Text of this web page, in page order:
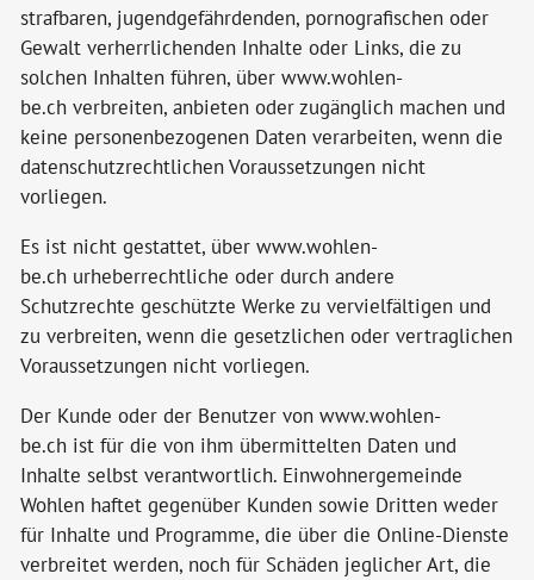
strafbaren, jugendgefährdenden, pornografischen oder
Gewalt verherrlichenden Inhalte oder Links, die zu
solchen Inhalten führen, über www.wohlen-
be.ch verbreiten, anbieten oder zugänglich machen und
keine personenbezogenen Daten verarbeiten, wenn die
datenschutzrechtlichen Voraussetzungen nicht
vorliegen.
Es ist nicht gestattet, über www.wohlen-
be.ch urheberrechtliche oder durch andere
Schutzrechte geschützte Werke zu vervielfältigen und
zu verbreiten, wenn die gesetzlichen oder vertraglichen
Voraussetzungen nicht vorliegen.
Der Kunde oder der Benutzer von www.wohlen-
be.ch ist für die von ihm übermittelten Daten und
Inhalte selbst verantwortlich. Einwohnergemeinde
Wohlen haftet gegenüber Kunden sowie Dritten weder
für Inhalte und Programme, die über die Online-Dienste
verbreitet werden, noch für Schäden jeglicher Art, die